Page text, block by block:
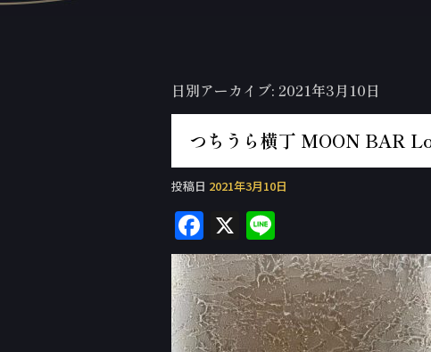
日別アーカイブ: 2021年3月10日
つちうら横丁 MOON BAR
投稿日 2021年3月10日
F
a
c
e
b
X
n
e